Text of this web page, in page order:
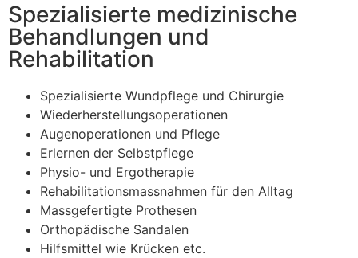
Spezialisierte medizinische
Behandlungen und
Rehabilitation
Spezialisierte Wundpflege und Chirurgie
Wiederherstellungsoperationen
Augenoperationen und Pflege
Erlernen der Selbstpflege
Physio- und Ergotherapie
Rehabilitationsmassnahmen für den Alltag
Massgefertigte Prothesen
Orthopädische Sandalen
Hilfsmittel wie Krücken etc.